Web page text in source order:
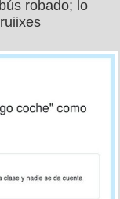
robado; lo